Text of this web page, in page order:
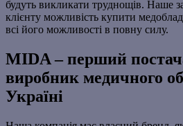
будуть викликати труднощів. Наше
клієнту можливість купити
всі його можливості в повну силу.
MIDA – перший
виробник медичного
Україні